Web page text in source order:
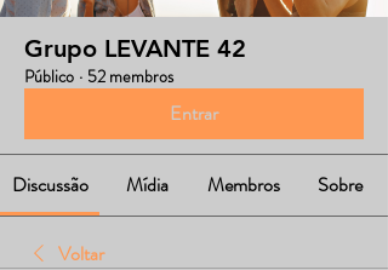
Grupo LEVANTE 42
Público · 52 membros
Entrar
Discussão Mídia Membros Sobre
Voltar